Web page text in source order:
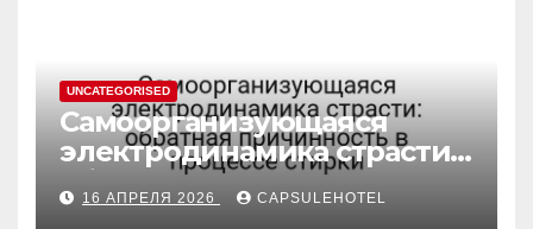
UNCATEGORISED
Самоорганизующаяся
электродинамика страсти:
обратная причинность в
процессе стирки
16 АПРЕЛЯ 2026 CAPSULEHOTEL